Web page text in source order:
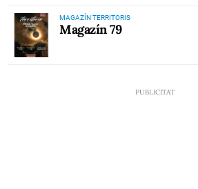
MAGAZÍN TERRITORIS
Magazín 79